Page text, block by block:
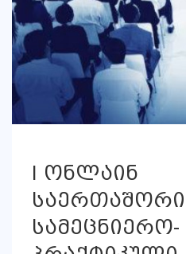
I ონლაინ
სამეცნიერო-